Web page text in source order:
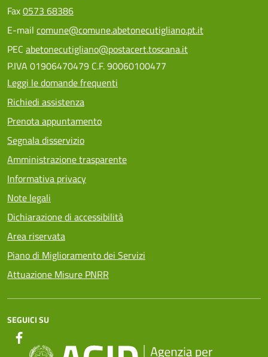
Fax0573 68386
E-mail comune@comune.abetonecutigliano.pt.it
PEC abetonecutigliano@postacert.toscana.it
P.IVA 01906470479 C.F. 90060100477
Leggi le domande frequenti
Richiedi assistenza
Prenota appuntamento
Segnala disservizio
Amministrazione trasparente
Informativa privacy
Note legali
Dichiarazione di accessibilità
Area riservata
Piano di Miglioramento dei Servizi
Attuazione Misure PNRR
SEGUICI SU